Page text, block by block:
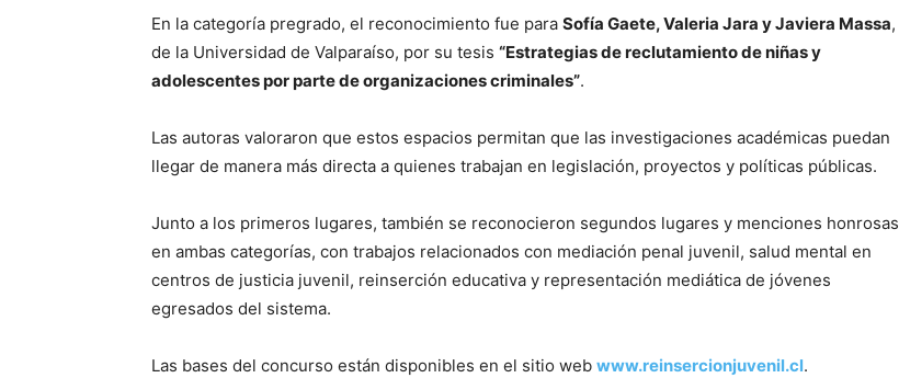
En la categoría pregrado, el reconocimiento fue para Sofía Gaete, Valeria Jara y Javiera Massa,
de la Universidad de Valparaíso, por su tesis “Estrategias de reclutamiento de niñas y
adolescentes por parte de organizaciones criminales”.
Las autoras valoraron que estos espacios permitan que las investigaciones académicas puedan
llegar de manera más directa a quienes trabajan en legislación, proyectos y políticas públicas.
Junto a los primeros lugares, también se reconocieron segundos lugares y menciones honrosas
en ambas categorías, con trabajos relacionados con mediación penal juvenil, salud mental en
centros de justicia juvenil, reinserción educativa y representación mediática de jóvenes
egresados del sistema.
Las bases del concurso están disponibles en el sitio web www.reinsercionjuvenil.cl.